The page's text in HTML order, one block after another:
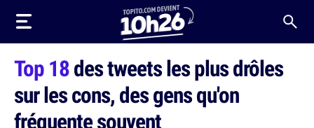
Top 18des tweets les plus drôles
sur les cons, des gens qu'on
fréquente souvent